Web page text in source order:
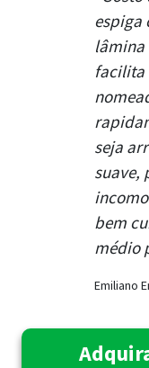
espiga
lâmina
facilita
seja
suave,
bem
médio
Emiliano